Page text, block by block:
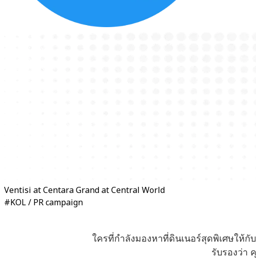
Ventisi at Centara Grand at Central World
#KOL / PR campaign
ใครที่กำลังมองหาที่ดินเนอร์สุดพิเศษให้กับ
รับรองว่า